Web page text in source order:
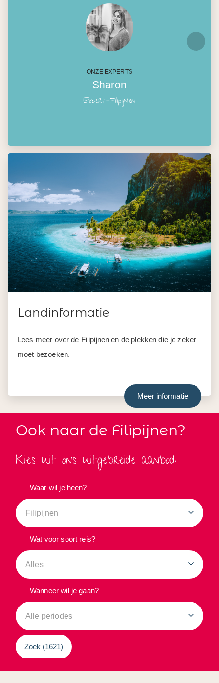
ONZE EXPERTS
Sharon
Expert-Filipijnen
Landinformatie
Lees meer over de Filipijnen en de plekken die je zeker
moet bezoeken.
Meer informatie
Ook naar de Filipijnen?
Kies uit ons uitgebreide aanbod:
Waar wil je heen?
Filipijnen
Wat voor soort reis?
Alles
Wanneer wil je gaan?
Alle periodes
Zoek (1621)